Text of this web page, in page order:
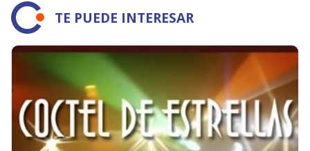
TE PUEDE INTERESAR